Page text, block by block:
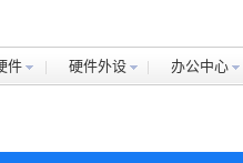
件 硬件外设 办公中心